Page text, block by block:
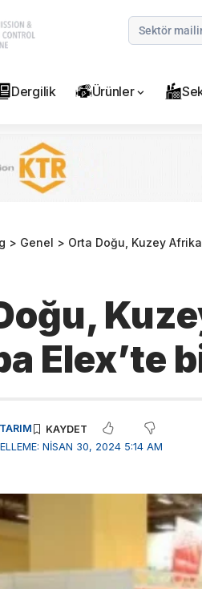
Dergilik Ürünler
> Genel > Orta Doğu, Kuzey
Elex’te
NISAN 30, 2024 5:14 AM